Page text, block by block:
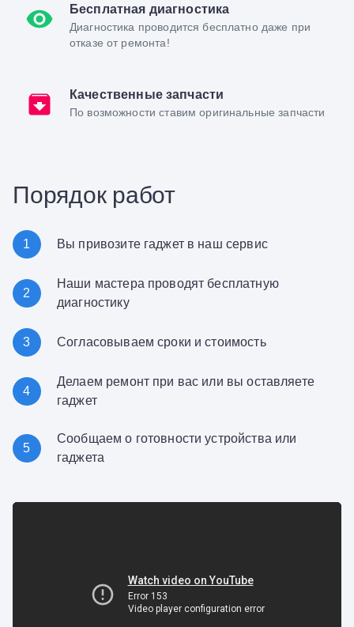
Бесплатная диагностика
Диагностика проводится бесплатно даже при
отказе от ремонта!
Качественные запчасти
По возможности ставим оригинальные запчасти
Порядок работ
1 Вы привозите гаджет в наш сервис
2
Наши мастера проводят бесплатную
диагностику
3 Согласовываем сроки и стоимость
4
Делаем ремонт при вас или вы оставляете
гаджет
5
Сообщаем о готовности устройства или
гаджета